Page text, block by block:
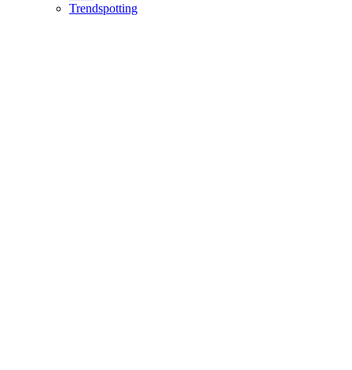
Trendspotting